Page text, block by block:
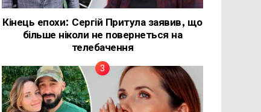
Кінець епохи: Сергій Притула заявив, що
більше ніколи не повернеться на
телебачення